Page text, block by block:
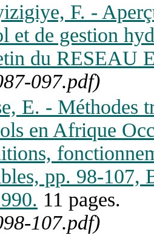
F. -
et de gestion
du RESEAU
097.pdf)
E. - Méthodes
en Afrique
pp. 98-
11 pages.
107.pdf)